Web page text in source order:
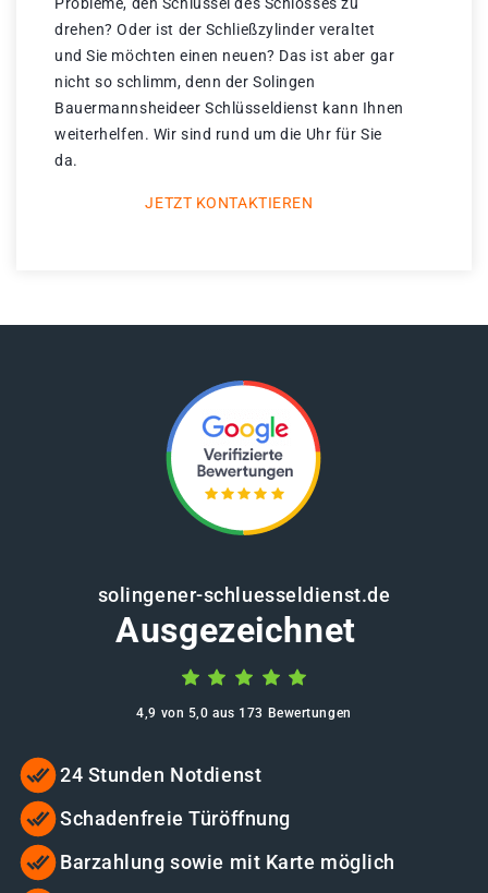
Probleme, den Schlüssel des Schlosses zu
drehen? Oder ist der Schließzylinder veraltet
und Sie möchten einen neuen? Das ist aber gar
nicht so schlimm, denn der Solingen
Bauermannsheideer Schlüsseldienst kann Ihnen
weiterhelfen. Wir sind rund um die Uhr für Sie
da.
JETZT KONTAKTIEREN
solingener-schluesseldienst.de
Ausgezeichnet
4,9 von 5,0 aus 173 Bewertungen
24 Stunden Notdienst
Schadenfreie Türöffnung
Barzahlung sowie mit Karte möglich